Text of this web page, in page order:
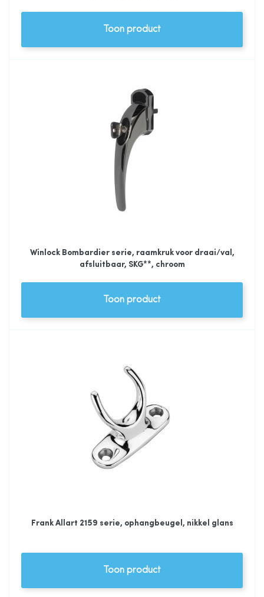
Toon product
Winlock Bombardier serie, raamkruk voor draai/val,
afsluitbaar, SKG**, chroom
Toon product
Frank Allart 2159 serie, ophangbeugel, nikkel glans
Toon product